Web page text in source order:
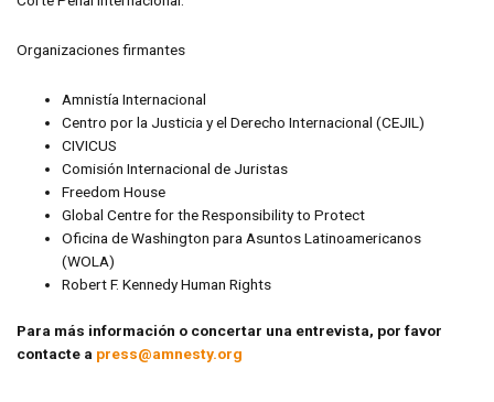
Organizaciones firmantes
Amnistía Internacional
Centro por la Justicia y el Derecho Internacional (CEJIL)
CIVICUS
Comisión Internacional de Juristas
Freedom House
Global Centre for the Responsibility to Protect
Oficina de Washington para Asuntos Latinoamericanos
(WOLA)
Robert F. Kennedy Human Rights
Para más información o concertar una entrevista, por favor
contacte a press@amnesty.org